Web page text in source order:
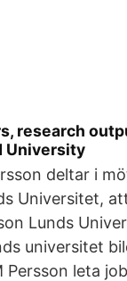
research
University
deltar i
Universitet,
Lunds
universitet
leta